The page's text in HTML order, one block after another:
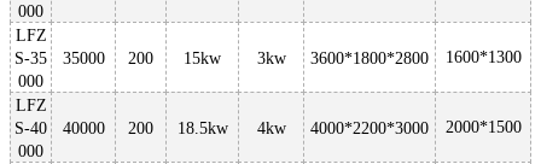
000
LFZ
S-35
000
35000 200 15kw 3kw 3600*1800*2800 1600*1300
LFZ
S-40
000
40000 200 18.5kw 4kw 4000*2200*3000 2000*1500